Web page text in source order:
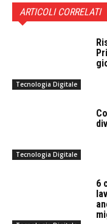
ARTICOLI CORRELATI
Tecnologia Digitale
Tecnologia Digitale
6